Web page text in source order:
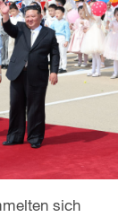
sich